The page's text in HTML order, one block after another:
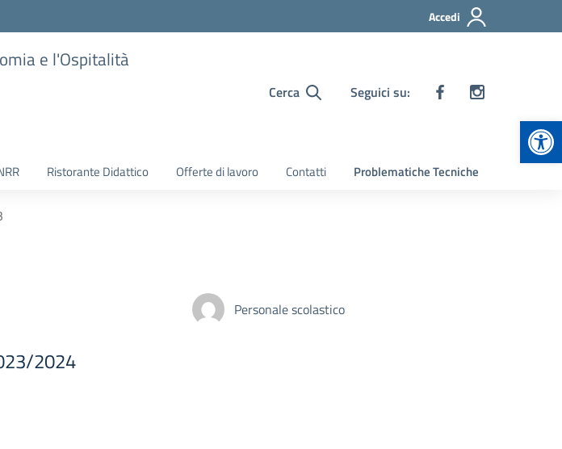
Accedi
e l'Ospitalità
Cerca Seguici su:
Ristorante Didattico Offerte di lavoro Contatti Problematiche Tecniche
2024
Personale scolastico